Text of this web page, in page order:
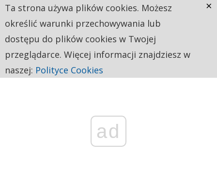
ad
Ta strona używa plików cookies. Możesz
określić warunki przechowywania lub
dostępu do plików cookies w Twojej
przeglądarce. Więcej informacji znajdziesz w
naszej: Polityce Cookies
×